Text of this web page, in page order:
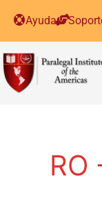
Ayuda
RO